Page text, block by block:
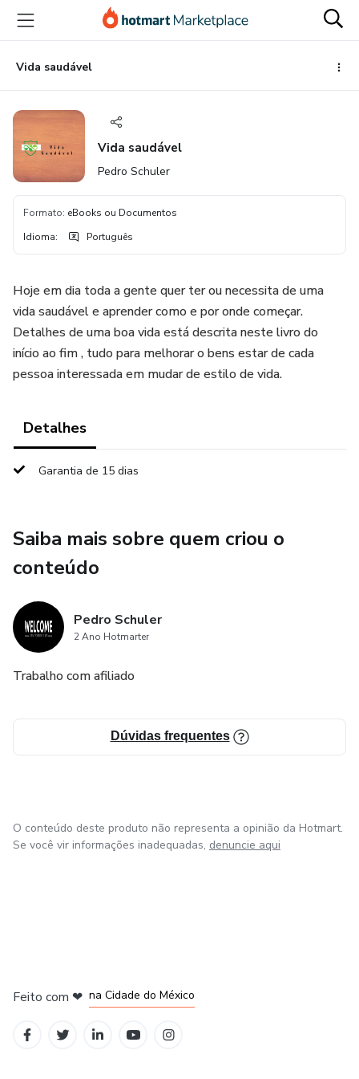
para
conteúdo
principal
para
pagamento
para
rodapé
Vida saudável
Vida saudável
Pedro Schuler
Formato: eBooks ou Documentos
Idioma: Português
Hoje em dia toda a gente quer ter ou necessita de uma
vida saudável e aprender como e por onde começar.
Detalhes de uma boa vida está descrita neste livro do
início ao fim , tudo para melhorar o bens estar de cada
pessoa interessada em mudar de estilo de vida.
Detalhes
Garantia de 15 dias
Saiba mais sobre quem criou o
conteúdo
Pedro Schuler
2 Ano Hotmarter
Trabalho com afiliado
Dúvidas frequentes
O conteúdo deste produto não representa a opinião da Hotmart.
Se você vir informações inadequadas, denuncie aqui
Feito com ❤ na Cidade do México